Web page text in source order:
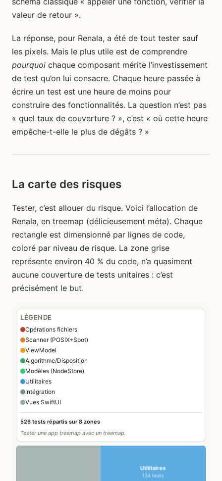
valeur de retour ».
La réponse, pour Renala, a été de tout tester sauf
les pixels. Mais le plus utile est de comprendre
pourquoi chaque composant mérite l’investissement
de test qu’on lui consacre. Chaque heure passée à
écrire un test est une heure de moins pour
construire des fonctionnalités. La question n’est pas
« quel taux de couverture ? », c’est « où cette heure
empêche-t-elle le plus de dégâts ? »
La carte des risques
Tester, c’est allouer du risque. Voici l’allocation de
Renala, en treemap (délicieusement méta). Chaque
rectangle est dimensionné par lignes de code,
coloré par niveau de risque. La zone grise
représente environ 40 % du code, n’a quasiment
aucune couverture de tests unitaires : c’est
précisément le but.